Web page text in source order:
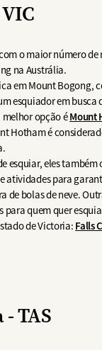
o maior número
na Austrália.
em Mount Bogong,
esquiador em busca
opção éMount
Hotham é
esquiar, eles
atividades para
de bolas de neve.
para quem quer
de Victoria: Falls
TAS